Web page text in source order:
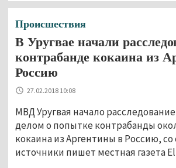
Происшествия
В Уругвае начали
контрабанде кокаина из
Россию
27.02.2018 10:08
МВД Уругвая начало расследование
делом о попытке контрабанды
кокаина из Аргентины в Россию,
источники пишет местная газета